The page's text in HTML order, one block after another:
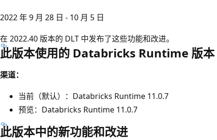
2022 年 9 月 28 日 - 10 月 5 日
在 2022.40 版本的 DLT 中发布了这些功能和改进。
此版本使用的 Databricks Runtime 版本
渠道：
当前（默认）：Databricks Runtime 11.0.7
预览：Databricks Runtime 11.0.7
此版本中的新功能和改进